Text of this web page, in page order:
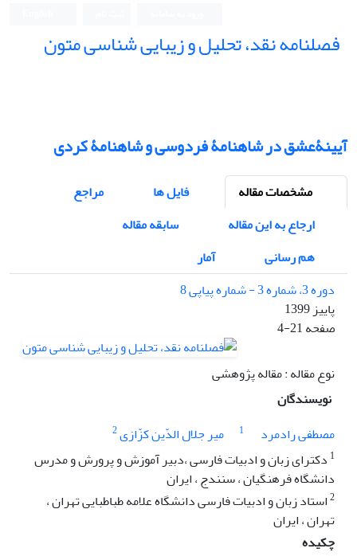
فصلنامه نقد، تحلیل و زیبایی شناسی متون
آیینۀعشق در شاهنامۀ فردوسی و شاهنامۀ کردی
مشخصات مقاله فایل ها
مراجع
ارجاع به این مقاله
سابقه مقاله
هم رسانی
آمار
دوره 3، شماره 3 - شماره پیاپی 8
پاییز 1399
صفحه4-21
نوع مقاله : مقاله پژوهشی
نویسندگان
مصطفی رادمرد
1 میر جلال الدّین کزّازی2
1 دکترای زبان و ادبیات فارسی ،دبیر آموزش و پرورش و مدرس
دانشگاه فرهنگیان ، سنندج ، ایران
2استاد زبان و ادبیات فارسی دانشگاه علامه طباطبایی تهران ،
تهران ، ایران
چکیده